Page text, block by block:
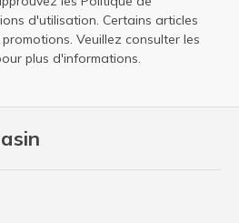
d'utilisation . Certains articles
Veuillez consulter les
plus d'informations.